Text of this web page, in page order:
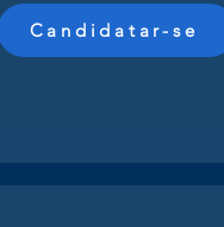
Candidatar-se